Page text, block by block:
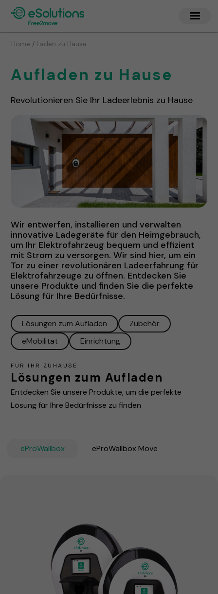
Home / Laden zu Hause
Aufladen zu Hause
Revolutionieren Sie Ihr Ladeerlebnis zu Hause
Wir entwerfen, installieren und verwalten
innovative Ladegeräte für den Heimgebrauch,
um Ihr Elektrofahrzeug bequem und effizient
mit Strom zu versorgen. Wir sind hier, um ein
Tor zu einer revolutionären Ladeerfahrung für
Elektrofahrzeuge zu öffnen. Entdecken Sie
unsere Produkte und finden Sie die perfekte
Lösung für Ihre Bedürfnisse.
Lösungen zum Aufladen
Zubehör
eMobilität
Einrichtung
FÜR IHR ZUHAUSE
Lösungen zum Aufladen
Entdecken Sie unsere Produkte, um die perfekte
Lösung für Ihre Bedürfnisse zu finden
eProWallbox eProWallbox Move